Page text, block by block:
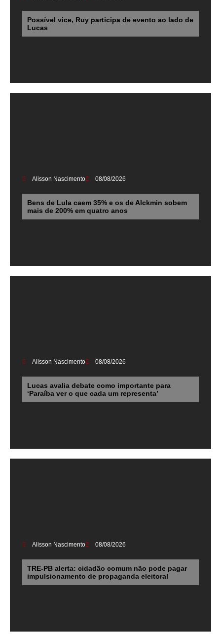
Possível vice, Ruy participa de evento ao lado de
Lucas
Alisson Nascimento 08/08/2026
Bens de Lula caem 35% e os de Alckmin sobem
mais de 200% em quatro anos
Alisson Nascimento 08/08/2026
Lucas avalia debate como importante para
‘Paraíba ver o que cada um representa’
Alisson Nascimento 08/08/2026
TRE-PB alerta: cidadão comum não pode pagar
impulsionamento de propaganda eleitoral